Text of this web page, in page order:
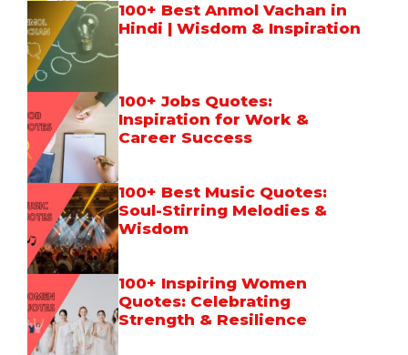
100+ Best Anmol Vachan in
Hindi | Wisdom & Inspiration
100+ Jobs Quotes:
Inspiration for Work &
Career Success
100+ Best Music Quotes:
Soul-Stirring Melodies &
Wisdom
100+ Inspiring Women
Quotes: Celebrating
Strength & Resilience